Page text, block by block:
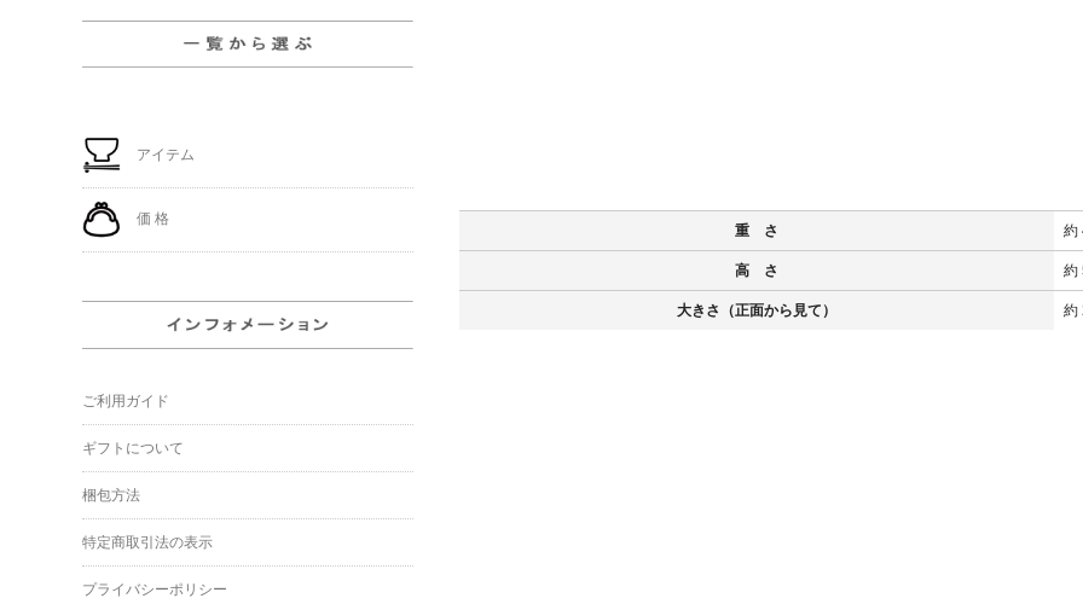
重 さ 約
高 さ 約
大きさ（正面から見て） 約
アイテム
価 格
ご利用ガイド
ギフトについて
梱包方法
特定商取引法の表示
プライバシーポリシー